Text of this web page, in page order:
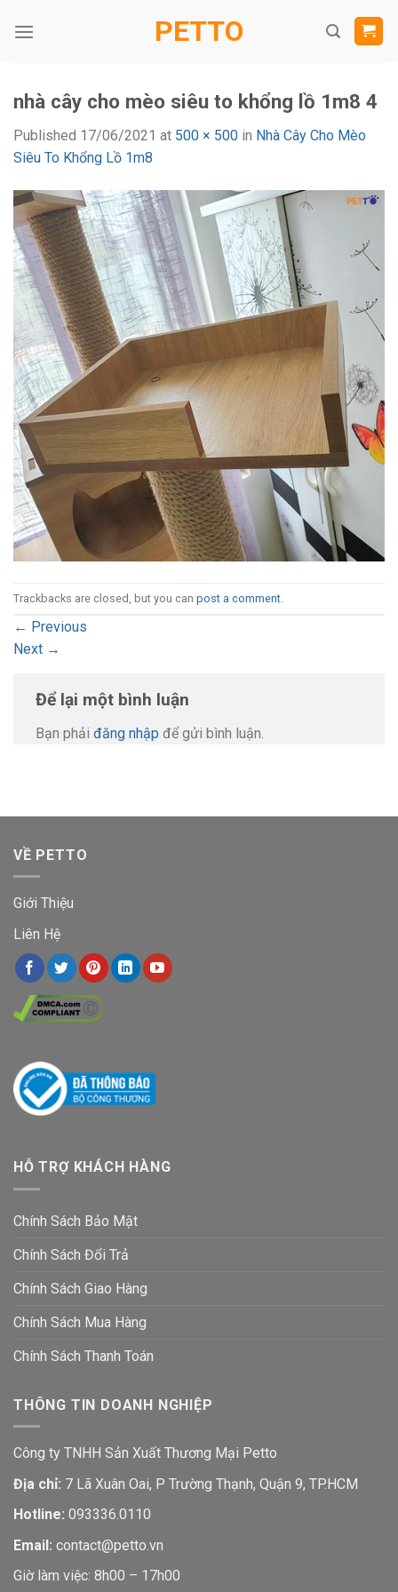
PETTO
nhà cây cho mèo siêu to khổng lồ 1m8 4
Published 17/06/2021 at 500 × 500 in Nhà Cây Cho Mèo
Siêu To Khổng Lồ 1m8
Trackbacks are closed, but you can post a comment
← Previous
Next →
Để lại một bình luận
Bạn phải đăng nhập để gửi bình luận.
VỀ PETTO
Giới Thiệu
Liên Hệ
HỖ TRỢ KHÁCH HÀNG
Chính Sách Bảo Mật
Chính Sách Đổi Trả
Chính Sách Giao Hàng
Chính Sách Mua Hàng
Chính Sách Thanh Toán
THÔNG TIN DOANH NGHIỆP
Công ty TNHH Sản Xuất Thương Mại Petto
Địa chỉ: 7 Lã Xuân Oai, P Trường Thạnh, Quận 9, TP.HCM
Hotline: 093336.0110
Email: contact@petto.vn
Giờ làm việc: 8h00 – 17h00